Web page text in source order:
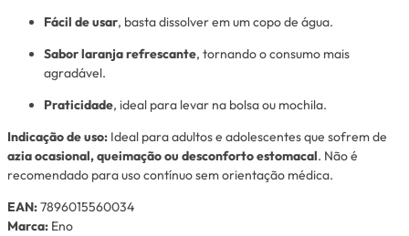
Fácil de usar, basta dissolver em um copo de água.
Sabor laranja refrescante, tornando o consumo mais
agradável.
Praticidade, ideal para levar na bolsa ou mochila.
Indicação de uso: Ideal para adultos e adolescentes que sofrem de
azia ocasional, queimação ou desconforto estomacal. Não é
recomendado para uso contínuo sem orientação médica.
EAN:7896015560034
Marca: Eno